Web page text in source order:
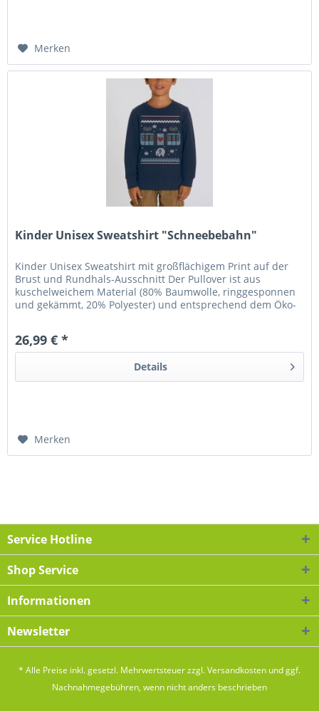
Merken
Kinder Unisex Sweatshirt "Schneebebahn"
Kinder Unisex Sweatshirt mit großflächigem Print auf der
Brust und Rundhals-Ausschnitt Der Pullover ist aus
kuschelweichem Material (80% Baumwolle, ringgesponnen
und gekämmt, 20% Polyester) und entsprechend dem Öko-
26,99 € *
Details
Merken
Service Hotline
Shop Service
Informationen
Newsletter
* Alle Preise inkl. gesetzl. Mehrwertsteuer zzgl.Versandkosten und ggf.
Nachnahmegebühren, wenn nicht anders beschrieben